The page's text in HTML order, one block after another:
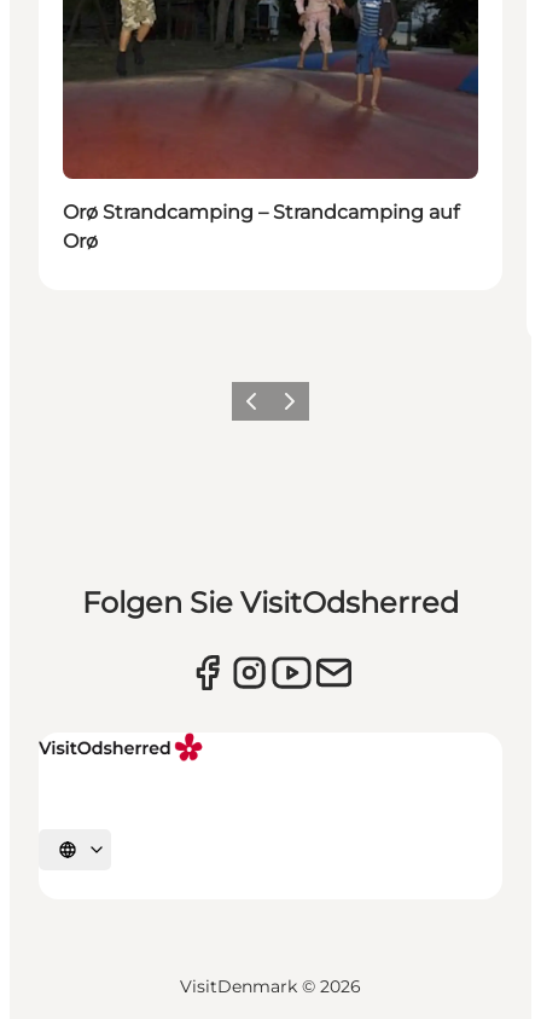
Orø Strandcamping – Strandcamping auf
Orø
Vorherige Folie
Nächste Folie
Folgen Sie VisitOdsherred
Sprache auswählen
VisitDenmark © 2026